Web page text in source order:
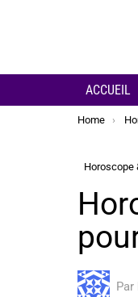
ACCUEIL
You are here:
Home
Horoscope
Par